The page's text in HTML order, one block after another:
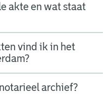
akte en wat staat
vind ik in het
archief?